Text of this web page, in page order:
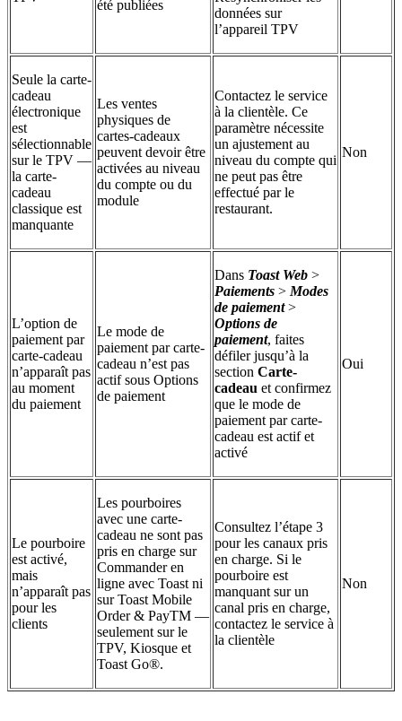
été publiées
données sur
l’appareil TPV
Seule la carte-
cadeau
électronique
est
sélectionnable
sur le TPV —
la carte-
cadeau
classique est
manquante
Les ventes
physiques de
cartes-cadeaux
peuvent devoir être
activées au niveau
du compte ou du
module
Contactez le service
à la clientèle. Ce
paramètre nécessite
un ajustement au
niveau du compte qui
ne peut pas être
effectué par le
restaurant.
Non
L’option de
paiement par
carte-cadeau
n’apparaît pas
au moment
du paiement
Le mode de
paiement par carte-
cadeau n’est pas
actif sous Options
de paiement
Dans Toast Web >
Paiements > Modes
de paiement>
Options de
paiement, faites
défiler jusqu’à la
section Carte-
cadeau et confirmez
que le mode de
paiement par carte-
cadeau est actif et
activé
Oui
Le pourboire
est activé,
mais
n’apparaît pas
pour les
clients
Les pourboires
avec une carte-
cadeau ne sont pas
pris en charge sur
Commander en
ligne avec Toast ni
sur Toast Mobile
Order & PayTM —
seulement sur le
TPV, Kiosque et
Toast Go®.
Consultez l’étape 3
pour les canaux pris
en charge. Si le
pourboire est
manquant sur un
canal pris en charge,
contactez le service à
la clientèle
Non